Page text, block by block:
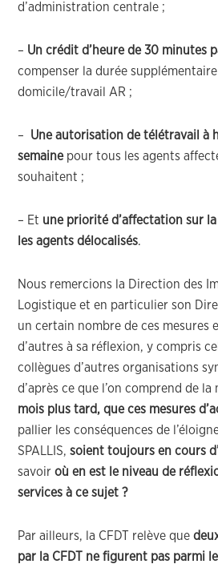
d’administration centrale ;
– Un crédit d’heure de 30 minutes
compenser la durée
domicile/travail AR ;
– Une autorisation de télétravail à
semainepour tous les agents
souhaitent ;
– Et une priorité d’affectation sur
les agents délocalisés.
Nous remercions la Direction des
Logistique et en particulier son
un certain nombre de ces mesures
d’autres à sa réflexion, y compris
collègues d’autres organisations
d’après ce que l’on comprend de la
mois plus tard, que ces mesures
pallier les conséquences de
SPALLIS,soient toujours en cours
savoiroù en est le niveau de
services à ce sujet ?
Par ailleurs, la CFDT relève que
par la CFDT ne figurent pas parmi